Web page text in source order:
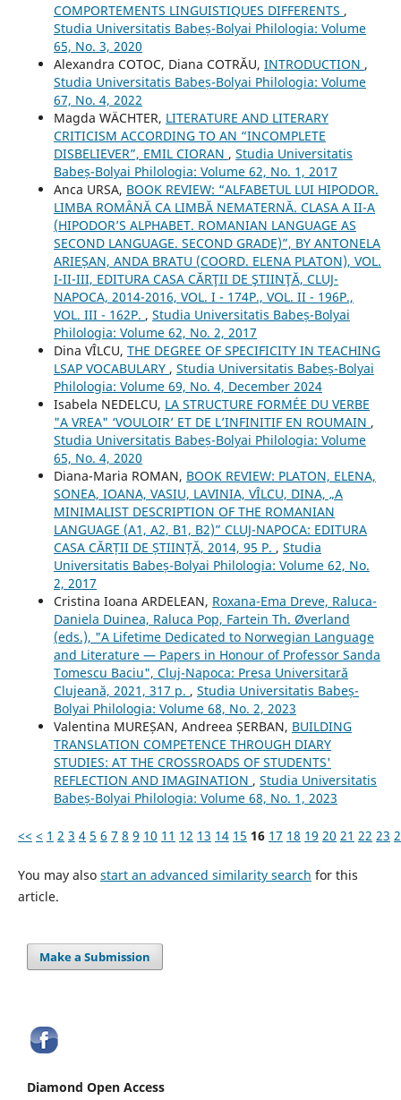
COMPORTEMENTS LINGUISTIQUES DIFFERENTS ,
Studia Universitatis Babeș-Bolyai Philologia: Volume
65, No. 3, 2020
Alexandra COTOC, Diana COTRĂU, INTRODUCTION ,
Studia Universitatis Babeș-Bolyai Philologia: Volume
67, No. 4, 2022
Magda WÄCHTER, LITERATURE AND LITERARY
CRITICISM ACCORDING TO AN “INCOMPLETE
DISBELIEVER”, EMIL CIORAN , Studia Universitatis
Babeș-Bolyai Philologia: Volume 62, No. 1, 2017
Anca URSA, BOOK REVIEW: “ALFABETUL LUI HIPODOR.
LIMBA ROMÂNĂ CA LIMBĂ NEMATERNĂ. CLASA A II-A
(HIPODOR’S ALPHABET. ROMANIAN LANGUAGE AS
SECOND LANGUAGE. SECOND GRADE)”, BY ANTONELA
ARIEȘAN, ANDA BRATU (COORD. ELENA PLATON), VOL.
I-II-III, EDITURA CASA CĂRŢII DE ŞTIINŢĂ, CLUJ-
NAPOCA, 2014-2016, VOL. I - 174P., VOL. II - 196P.,
VOL. III - 162P. , Studia Universitatis Babeș-Bolyai
Philologia: Volume 62, No. 2, 2017
Dina VÎLCU, THE DEGREE OF SPECIFICITY IN TEACHING
LSAP VOCABULARY , Studia Universitatis Babeș-Bolyai
Philologia: Volume 69, No. 4, December 2024
Isabela NEDELCU, LA STRUCTURE FORMÉE DU VERBE
"A VREA" ‘VOULOIR’ ET DE L’INFINITIF EN ROUMAIN ,
Studia Universitatis Babeș-Bolyai Philologia: Volume
65, No. 4, 2020
Diana-Maria ROMAN, BOOK REVIEW: PLATON, ELENA,
SONEA, IOANA, VASIU, LAVINIA, VÎLCU, DINA, „A
MINIMALIST DESCRIPTION OF THE ROMANIAN
LANGUAGE (A1, A2, B1, B2)” CLUJ-NAPOCA: EDITURA
CASA CĂRȚII DE ȘTIINȚĂ, 2014, 95 P. , Studia
Universitatis Babeș-Bolyai Philologia: Volume 62, No.
2, 2017
Cristina Ioana ARDELEAN, Roxana-Ema Dreve, Raluca-
Daniela Duinea, Raluca Pop, Fartein Th. Øverland
(eds.), "A Lifetime Dedicated to Norwegian Language
and Literature — Papers in Honour of Professor Sanda
Tomescu Baciu", Cluj-Napoca: Presa Universitară
Clujeană, 2021, 317 p. , Studia Universitatis Babeș-
Bolyai Philologia: Volume 68, No. 2, 2023
Valentina MUREȘAN, Andreea ȘERBAN, BUILDING
TRANSLATION COMPETENCE THROUGH DIARY
STUDIES: AT THE CROSSROADS OF STUDENTS'
REFLECTION AND IMAGINATION , Studia Universitatis
Babeș-Bolyai Philologia: Volume 68, No. 1, 2023
<< < 1 2 3 4 5 6 7 8 9 10 11 12 13 14 15 16 17 18 19 20 21 22 23
You may also start an advanced similarity search for this
article.
Make a Submission
Diamond Open Access